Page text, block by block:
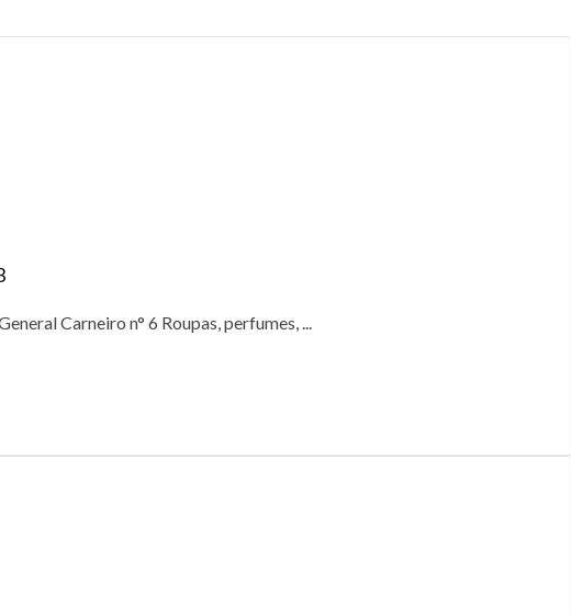
Carneiro n° 6 Roupas, perfumes, ...